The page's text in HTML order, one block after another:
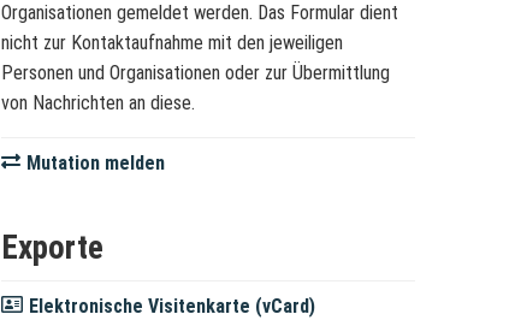
Organisationen gemeldet werden. Das Formular dient
nicht zur Kontaktaufnahme mit den jeweiligen
Personen und Organisationen oder zur Übermittlung
von Nachrichten an diese.
Mutation melden
Exporte
Elektronische Visitenkarte (vCard)